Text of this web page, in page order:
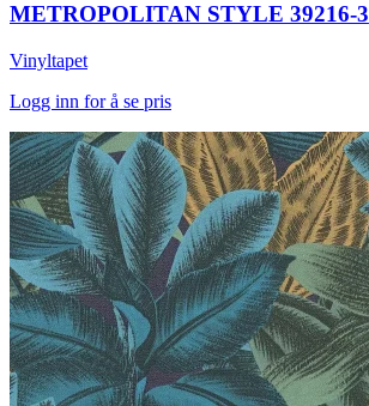
METROPOLITAN STYLE 39216-3
Vinyltapet
Logg inn for å se pris